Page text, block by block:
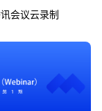
会议云录制